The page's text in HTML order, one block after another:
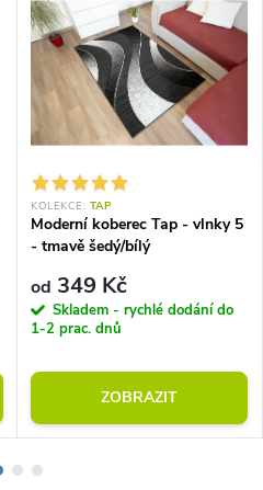
KOLEKCE: TAP
Moderní koberec Tap - vlnky 5
- tmavě šedý/bílý
od 349 Kč
Skladem - rychlé dodání do
1-2 prac. dnů
ZOBRAZIT